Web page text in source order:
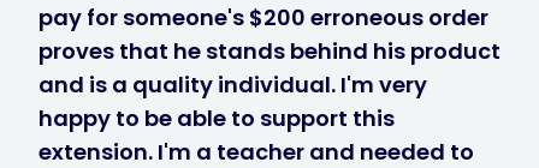
pay for someone's $200 erroneous order
proves that he stands behind his product
and is a quality individual. I'm very
happy to be able to support this
extension. I'm a teacher and needed to